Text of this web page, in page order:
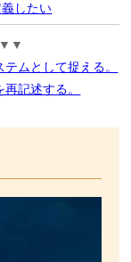
したい
ムとして捉える。
記述する。